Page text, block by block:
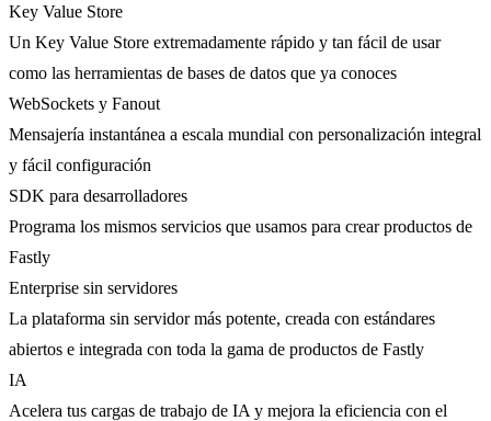
Key Value Store
Un Key Value Store extremadamente rápido y tan fácil de usar
como las herramientas de bases de datos que ya conoces
WebSockets y Fanout
Mensajería instantánea a escala mundial con personalización integral
y fácil configuración
SDK para desarrolladores
Programa los mismos servicios que usamos para crear productos de
Fastly
Enterprise sin servidores
La plataforma sin servidor más potente, creada con estándares
abiertos e integrada con toda la gama de productos de Fastly
IA
Acelera tus cargas de trabajo de IA y mejora la eficiencia con el